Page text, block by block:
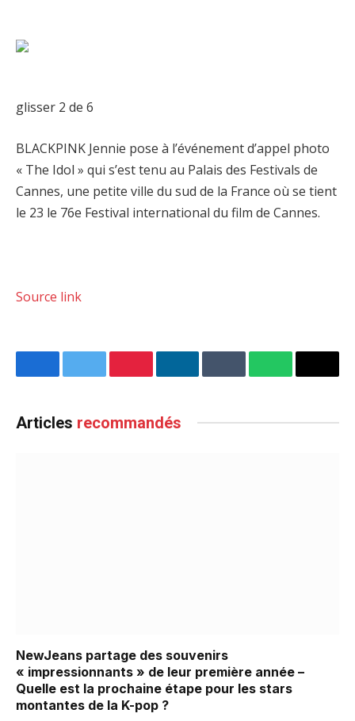
glisser 2 de 6
BLACKPINK Jennie pose à l’événement d’appel photo
« The Idol » qui s’est tenu au Palais des Festivals de
Cannes, une petite ville du sud de la France où se tient
le 23 le 76e Festival international du film de Cannes.
Source link
FacebookTwitterPinterestLinkedInTumblrWhatsApp
Email
Articles recommandés
NewJeans partage des souvenirs
« impressionnants » de leur première année –
Quelle est la prochaine étape pour les stars
montantes de la K-pop ?